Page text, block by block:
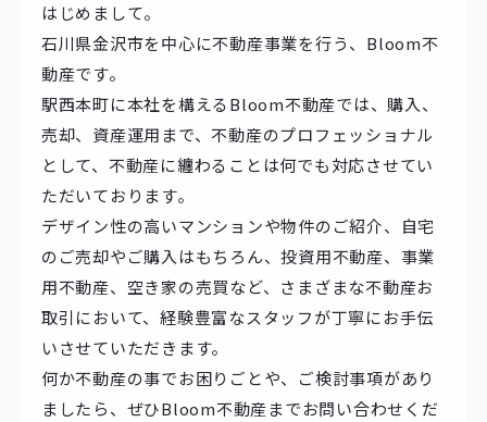
はじめまして。
石川県金沢市を中心に不動産事業を行う、Bloom不
動産です。
駅西本町に本社を構えるBloom不動産では、購入、
売却、資産運用まで、不動産のプロフェッショナル
として、不動産に纏わることは何でも対応させてい
ただいております。
デザイン性の高いマンションや物件のご紹介、自宅
のご売却やご購入はもちろん、投資用不動産、事業
用不動産、空き家の売買など、さまざまな不動産お
取引において、経験豊富なスタッフが丁寧にお手伝
いさせていただきます。
何か不動産の事でお困りごとや、ご検討事項があり
ましたら、ぜひBloom不動産までお問い合わせくだ